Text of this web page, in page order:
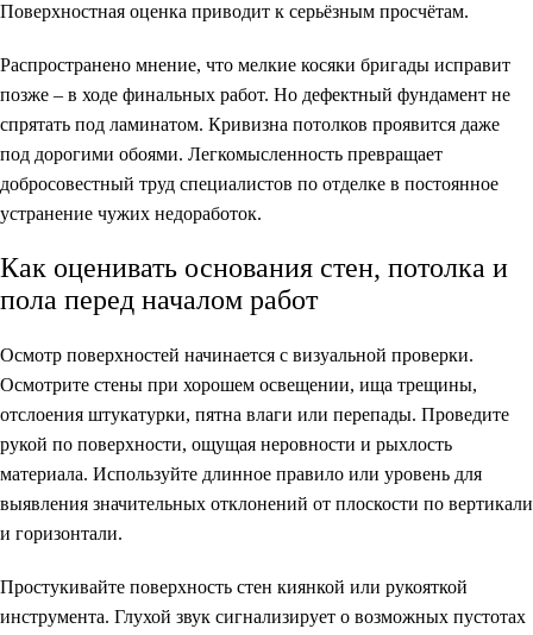
Поверхностная оценка приводит к серьёзным просчётам.
Распространено мнение, что мелкие косяки бригады исправит
позже – в ходе финальных работ. Но дефектный фундамент не
спрятать под ламинатом. Кривизна потолков проявится даже
под дорогими обоями. Легкомысленность превращает
добросовестный труд специалистов по отделке в постоянное
устранение чужих недоработок.
Как оценивать основания стен, потолка и
пола перед началом работ
Осмотр поверхностей начинается с визуальной проверки.
Осмотрите стены при хорошем освещении, ища трещины,
отслоения штукатурки, пятна влаги или перепады. Проведите
рукой по поверхности, ощущая неровности и рыхлость
материала. Используйте длинное правило или уровень для
выявления значительных отклонений от плоскости по вертикали
и горизонтали.
Простукивайте поверхность стен киянкой или рукояткой
инструмента. Глухой звук сигнализирует о возможных пустотах